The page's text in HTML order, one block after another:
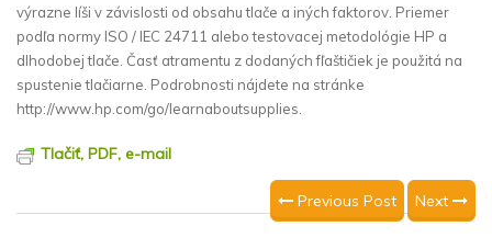
výrazne líši v závislosti od obsahu tlače a iných faktorov. Priemer
podľa normy ISO / IEC 24711 alebo testovacej metodológie HP a
dlhodobej tlače. Časť atramentu z dodaných fľaštičiek je použitá na
spustenie tlačiarne. Podrobnosti nájdete na stránke
http://www.hp.com/go/learnaboutsupplies.
Tlačiť, PDF, e-mail
Previous Post Next